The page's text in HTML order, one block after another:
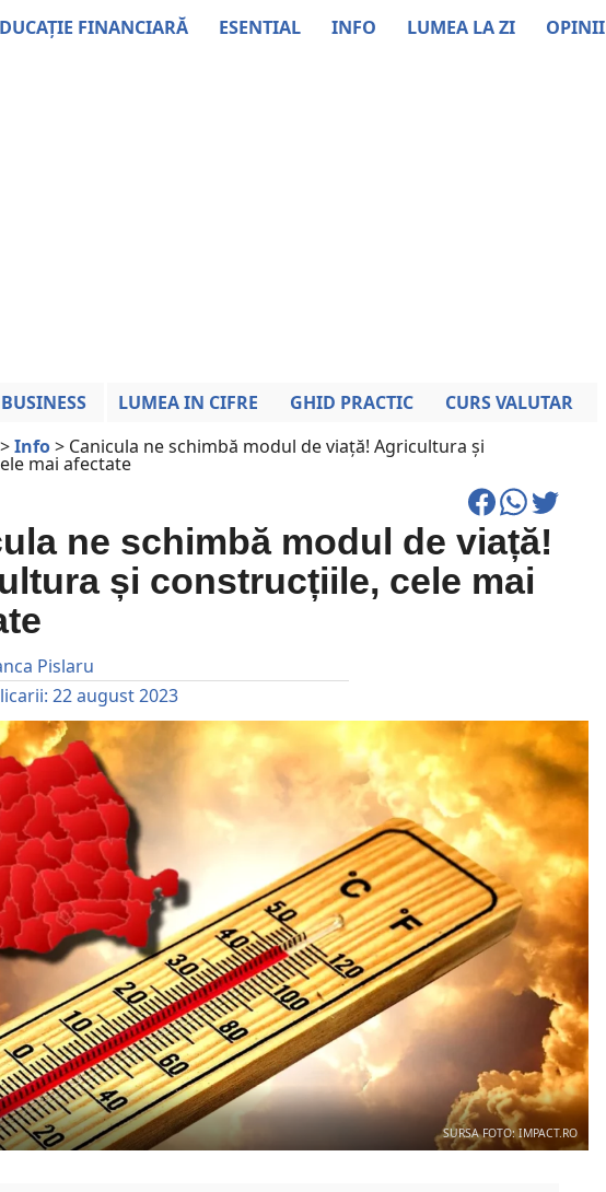
FINANCIARĂ ESENTIAL INFO LUMEA LA ZI OPINII
LUMEA IN CIFRE GHID PRACTIC
CURS VALUTAR
>Info> Canicula ne schimbă modul de viață! Agricultura și
mai afectate
ne schimbă modul de viață!
și construcțiile, cele mai
Pislaru
22 august 2023
SURSA FOTO: IMPACT.RO